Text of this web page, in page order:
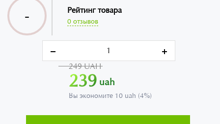
- Рейтинг товара
0 отзывов
249 UAH
239 uah
Вы экономите 10 uah (4%)